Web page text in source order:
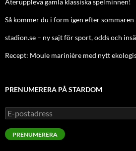
Så kommer du i form igen efter sommaren
stadion.se – ny sajt för sport, odds och
Recept: Moule marinière med nytt
PRENUMERERA PÅ STARDOM
E-
postadress
PRENUMERERA